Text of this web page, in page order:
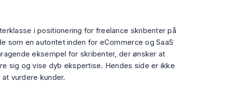
i positionering for freelance skribenter på
som en autoritet inden for eCommerce og SaaS
eksempel for skribenter, der ønsker at
sig og vise dyb ekspertise. Hendes side er ikke
vurdere kunder.